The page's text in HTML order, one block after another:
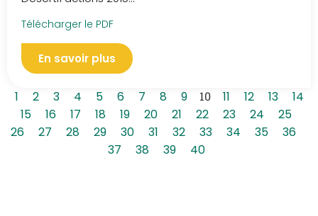
Télécharger le PDF
En savoir plus
1 2 3 4 5 6 7 8 9 10 11 12 13
14
15
16 17 18 19 20 21 22 23 24
25
26
27 28 29 30 31 32 33 34 35
36
37
38 39 40